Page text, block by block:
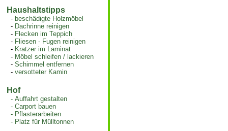
Haushaltstipps
- beschädigte Holzmöbel
- Dachrinne reinigen
- Flecken im Teppich
- Fliesen - Fugen reinigen
- Kratzer im Laminat
- Möbel schleifen / lackieren
-Schimmel entfernen
-versotteter Kamin
Hof
-Auffahrt gestalten
-Carport bauen
- Pflasterarbeiten
- Platz für Mülltonnen